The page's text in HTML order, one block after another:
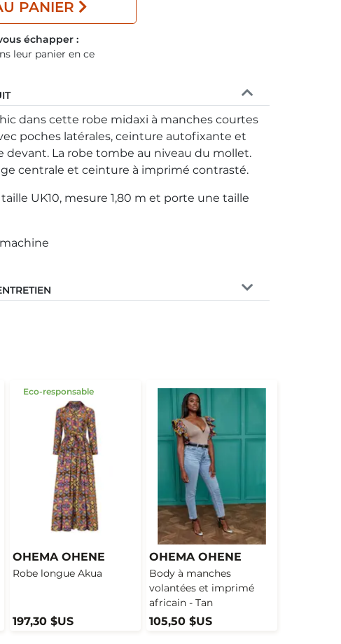
PANIER
échapper :
leur panier en ce
dans cette robe midaxi à manches courtes
poches latérales, ceinture autofixante et
devant. La robe tombe au niveau du mollet.
centrale et ceinture à imprimé contrasté.
UK10, mesure 1,80 m et porte une taille
Eco-responsable
OHEMA OHENE
Robe longue Akua
197,30 $US
OHEMA OHENE
Body à manches
volantées et imprimé
africain - Tan
105,50 $US